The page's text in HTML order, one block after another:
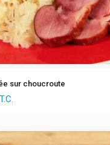
sur choucroute